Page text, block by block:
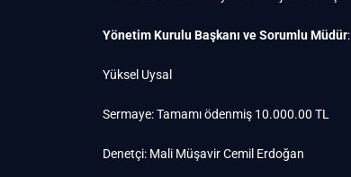
Yönetim Kurulu Başkanı ve Sorumlu Müdür:
Yüksel Uysal
Sermaye: Tamamı ödenmiş 10.000.00 TL
Denetçi: Mali Müşavir Cemil Erdoğan